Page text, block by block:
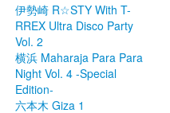
伊勢崎 R☆STY With T-
RREX Ultra Disco Party
Vol. 2
横浜 Maharaja Para Para
Night Vol. 4 -Special
Edition-
六本木 Giza 1